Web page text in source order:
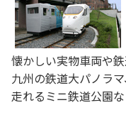
懐かしい実物車両や
九州の鉄道大パノラ
走れるミニ鉄道公園な